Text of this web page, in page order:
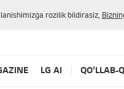
rozilik bildirasiz,
LG AI QO'LLAB-